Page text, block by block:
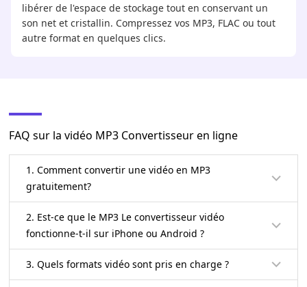
libérer de l'espace de stockage tout en conservant un
son net et cristallin. Compressez vos MP3, FLAC ou tout
autre format en quelques clics.
FAQ sur la vidéo MP3 Convertisseur en ligne
1. Comment convertir une vidéo en MP3
gratuitement?
2. Est-ce que le MP3 Le convertisseur vidéo
fonctionne-t-il sur iPhone ou Android ?
3. Quels formats vidéo sont pris en charge ?